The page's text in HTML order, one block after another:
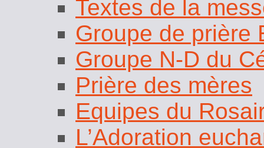
Textes de la
Groupe de prière
Groupe N-D du
Prière des mères
Equipes du
L’Adoration